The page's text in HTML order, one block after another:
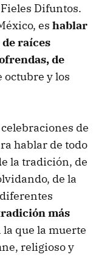
Difuntos.
es hablar
raíces
de
octubre y los
de
hablar de todo
la tradición, de
de la
más
la que la muerte
religioso y